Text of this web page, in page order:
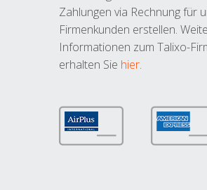
Zahlungen via Rechnung für
Firmenkunden erstellen.
Informationen zum Talixo-
erhalten Sie hier.